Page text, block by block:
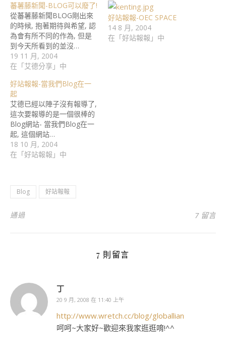
蕃薯藤新聞-BLOG可以廢了!
從蕃薯藤新聞BLOG剛出來
的時候, 抱著期待與希望, 認
為會有所不同的作為, 但是
到今天所看到的並沒…
19 11 月, 2004
在「艾德分享」中
好站報報-OEC SPACE
14 8 月, 2004
在「好站報報」中
好站報報-當我們Blog在一
起
艾德已經以陣子沒有報導了,
這次要報導的是一個很棒的
Blog網站- 當我們Blog在一
起, 這個網站…
18 10 月, 2004
在「好站報報」中
Blog 好站報報
通過 7 留言
7 則留言
丁
20 9 月, 2008 在 11:40 上午
http://www.wretch.cc/blog/globallian
呵呵~大家好~歡迎來我家逛逛唷!^^